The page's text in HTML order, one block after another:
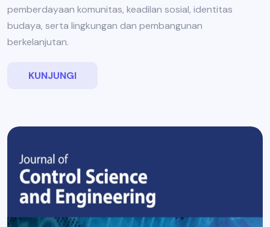
pemberdayaan komunitas, keadilan sosial, identitas
budaya, serta lingkungan dan pembangunan
berkelanjutan.
KUNJUNGI